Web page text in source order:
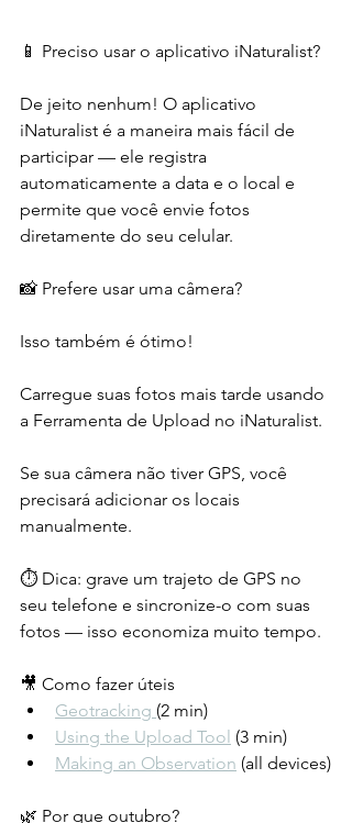
📱 Preciso usar o aplicativo iNaturalist?
De jeito nenhum! O aplicativo
iNaturalist é a maneira mais fácil de
participar — ele registra
automaticamente a data e o local e
permite que você envie fotos
diretamente do seu celular.
📸 Prefere usar uma câmera?
Isso também é ótimo!
Carregue suas fotos mais tarde usando
a Ferramenta de Upload no iNaturalist.
Se sua câmera não tiver GPS, você
precisará adicionar os locais
manualmente.
⏱️ Dica: grave um trajeto de GPS no
seu telefone e sincronize-o com suas
fotos — isso economiza muito tempo.
🎥 Como fazer úteis
Geotracking (2 min)
Using the Upload Tool (3 min)
Making an Observation (all devices)
🌿 Por que outubro?